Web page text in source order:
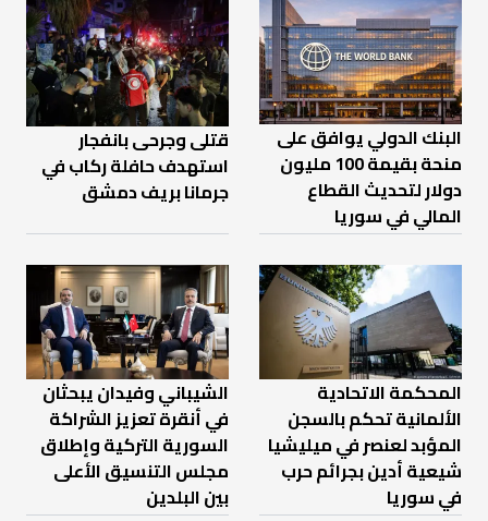
البنك الدولي يوافق على
منحة بقيمة 100 مليون
دولار لتحديث القطاع
المالي في سوريا
قتلى وجرحى بانفجار
استهدف حافلة ركاب في
جرمانا بريف دمشق
المحكمة الاتحادية
الألمانية تحكم بالسجن
المؤبد لعنصر في ميليشيا
شيعية أدين بجرائم حرب
في سوريا
الشيباني وفيدان يبحثان
في أنقرة تعزيز الشراكة
السورية التركية وإطلاق
مجلس التنسيق الأعلى
بين البلدين